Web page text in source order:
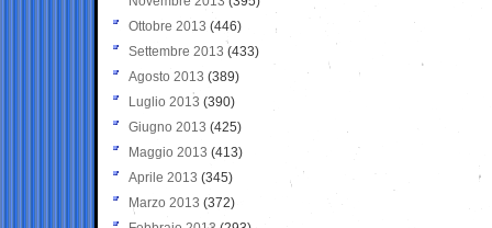
Ottobre 2013 (446)
Settembre 2013 (433)
Agosto 2013 (389)
Luglio 2013 (390)
Giugno 2013 (425)
Maggio 2013 (413)
Aprile 2013 (345)
Marzo 2013 (372)